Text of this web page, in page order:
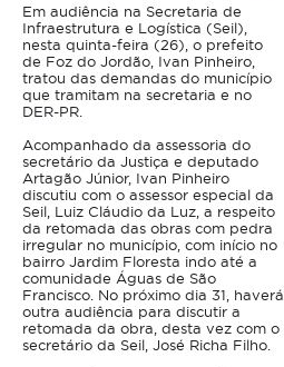
Em audiência na Secretaria de
Infraestrutura e Logística (Seil),
nesta quinta-feira (26), o prefeito
de Foz do Jordão, Ivan Pinheiro,
tratou das demandas do município
que tramitam na secretaria e no
DER-PR.
Acompanhado da assessoria do
secretário da Justiça e deputado
Artagão Júnior, Ivan Pinheiro
discutiu com o assessor especial da
Seil, Luiz Cláudio da Luz, a respeito
da retomada das obras com pedra
irregular no município, com início no
bairro Jardim Floresta indo até a
comunidade Águas de São
Francisco. No próximo dia 31, haverá
outra audiência para discutir a
retomada da obra, desta vez com o
secretário da Seil, José Richa Filho.